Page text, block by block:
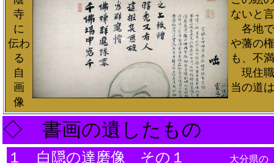
寺
に
伝わ
る
自
画
像
ないと
各地で
や藩の
も、不
現住職
当の道
◇ 書画の遺したもの
１ 白隠の達磨像 その１ 大分県